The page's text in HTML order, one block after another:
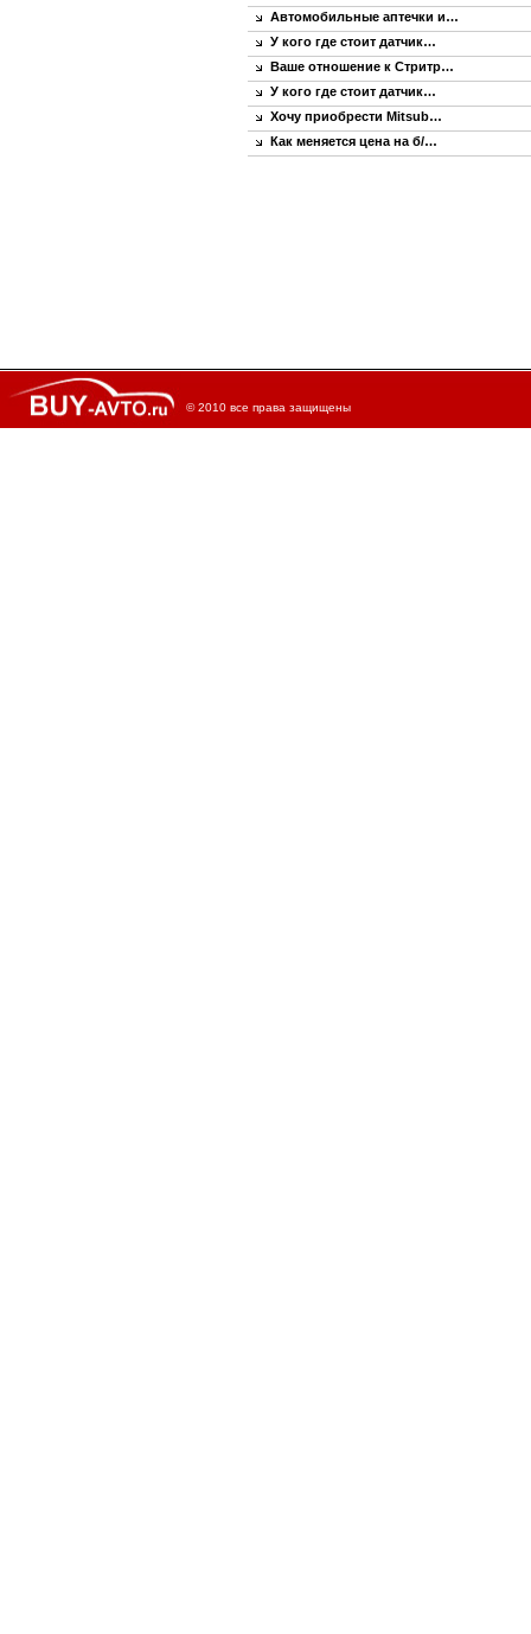
Автомобильные аптечки и…
У кого где стоит датчик…
Ваше отношение к Стритр…
У кого где стоит датчик…
Хочу приобрести Mitsub…
Как меняется цена на б/…
© 2010 все права защищены